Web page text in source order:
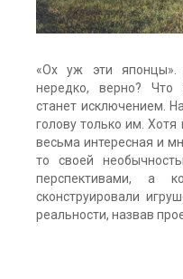
«Ох уж эти японцы».
нередко, верно? Что
станет исключением.
голову только им.
весьма интересная и
то своей
перспективами, а
сконструировали
реальности, назвав